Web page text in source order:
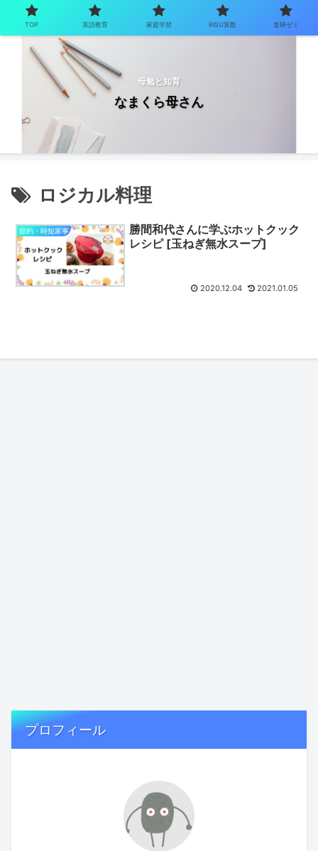
母勉と知育
なまくら母さん
ロジカル料理
節約・時短家事
勝間和代さんに学ぶホットクック
レシピ [玉ねぎ無水スープ]
2020.12.04 2021.01.05
プロフィール
TOP 英語教育 家庭学習 RISU算数 進研ゼミ